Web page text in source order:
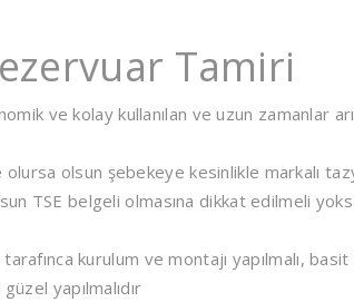
Tamiri
ve kolay kullanılan ve uzun zamanlar
olsun şebekeye kesinlikle markalı
TSE belgeli olmasına dikkat edilmeli
kurulum ve montajı yapılmalı, basit
yapılmalıdır